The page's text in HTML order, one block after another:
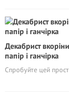
Декабрист
папір і ганчірка
Спробуйте цей